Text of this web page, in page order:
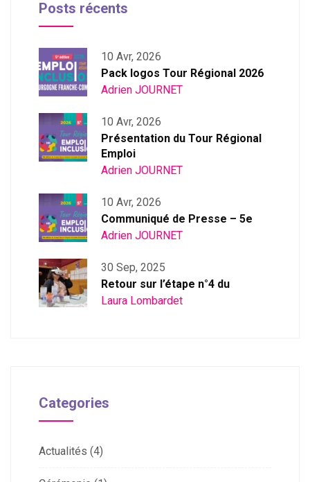
Posts récents
10 Avr, 2026
Pack logos Tour Régional 2026
Adrien JOURNET
10 Avr, 2026
Présentation du Tour Régional
Emploi
Adrien JOURNET
10 Avr, 2026
Communiqué de Presse – 5e
Adrien JOURNET
30 Sep, 2025
Retour sur l’étape n°4 du
Laura Lombardet
Categories
Actualités (4)